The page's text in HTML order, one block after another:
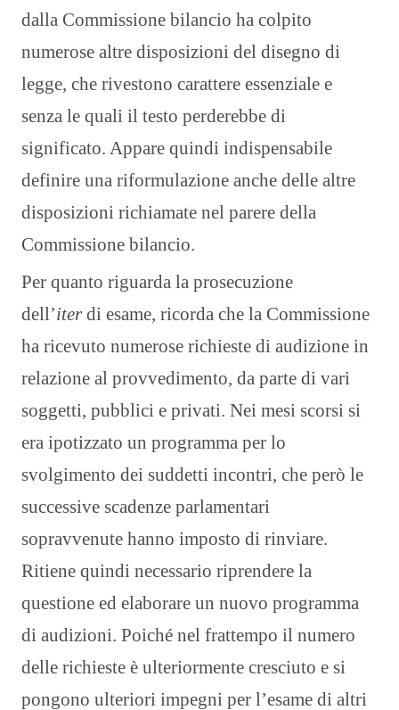
dalla Commissione bilancio ha colpito
numerose altre disposizioni del disegno di
legge, che rivestono carattere essenziale e
senza le quali il testo perderebbe di
significato. Appare quindi indispensabile
definire una riformulazione anche delle altre
disposizioni richiamate nel parere della
Commissione bilancio.
Per quanto riguarda la prosecuzione
dell’iterdi esame, ricorda che la Commissione
ha ricevuto numerose richieste di audizione in
relazione al provvedimento, da parte di vari
soggetti, pubblici e privati. Nei mesi scorsi si
era ipotizzato un programma per lo
svolgimento dei suddetti incontri, che però le
successive scadenze parlamentari
sopravvenute hanno imposto di rinviare.
Ritiene quindi necessario riprendere la
questione ed elaborare un nuovo programma
di audizioni. Poiché nel frattempo il numero
delle richieste è ulteriormente cresciuto e si
pongono ulteriori impegni per l’esame di altri